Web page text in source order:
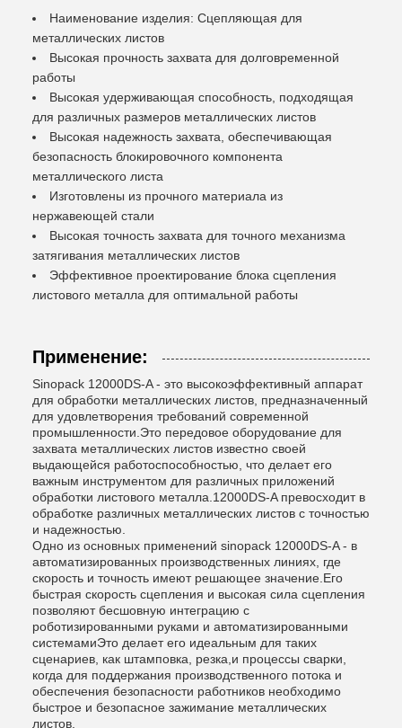
Наименование изделия: Сцепляющая для
металлических листов
Высокая прочность захвата для долговременной
работы
Высокая удерживающая способность, подходящая
для различных размеров металлических листов
Высокая надежность захвата, обеспечивающая
безопасность блокировочного компонента
металлического листа
Изготовлены из прочного материала из
нержавеющей стали
Высокая точность захвата для точного механизма
затягивания металлических листов
Эффективное проектирование блока сцепления
листового металла для оптимальной работы
Применение:
Sinopack 12000DS-A - это высокоэффективный аппарат
для обработки металлических листов, предназначенный
для удовлетворения требований современной
промышленности.Это передовое оборудование для
захвата металлических листов известно своей
выдающейся работоспособностью, что делает его
важным инструментом для различных приложений
обработки листового металла.12000DS-A превосходит в
обработке различных металлических листов с точностью
и надежностью.
Одно из основных применений sinopack 12000DS-A - в
автоматизированных производственных линиях, где
скорость и точность имеют решающее значение.Его
быстрая скорость сцепления и высокая сила сцепления
позволяют бесшовную интеграцию с
роботизированными руками и автоматизированными
системамиЭто делает его идеальным для таких
сценариев, как штамповка, резка,и процессы сварки,
когда для поддержания производственного потока и
обеспечения безопасности работников необходимо
быстрое и безопасное зажимание металлических
листов.